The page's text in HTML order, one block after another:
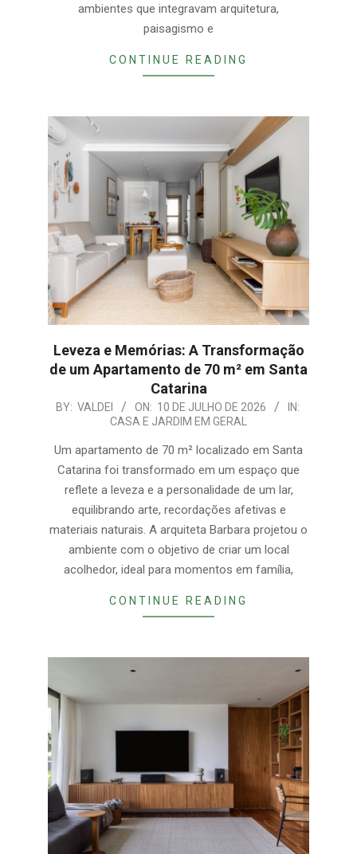
ambientes que integravam arquitetura,
paisagismo e
CONTINUE READING
Leveza e Memórias: A Transformação
de um Apartamento de 70 m² em Santa
Catarina
2026-
10
BY: VALDEI ON: 10 DE JULHO DE 2026
IN:
CASA E JARDIM EM GERAL
Um apartamento de 70 m² localizado em Santa
Catarina foi transformado em um espaço que
reflete a leveza e a personalidade de um lar,
equilibrando arte, recordações afetivas e
materiais naturais. A arquiteta Barbara projetou o
ambiente com o objetivo de criar um local
acolhedor, ideal para momentos em família,
CONTINUE READING